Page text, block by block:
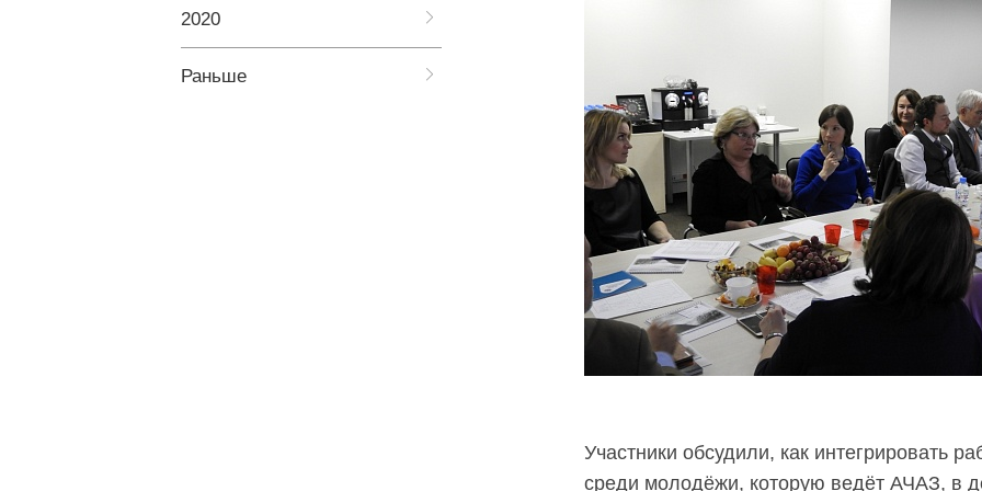
2020
Раньше
Участники обсудили, как интегрировать
среди молодёжи, которую ведёт АЧАЗ, в